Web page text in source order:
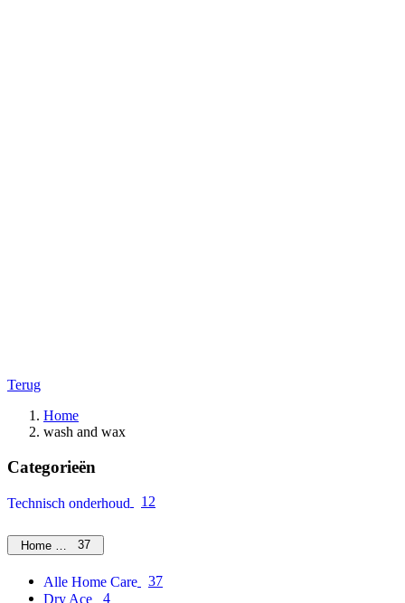
Terug
Home
wash and wax
Categorieën
Technisch onderhoud 12
Home Care37
Alle Home Care
37
Dry Ace
4